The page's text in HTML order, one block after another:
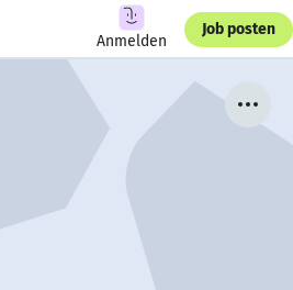
Anmelden
Job posten